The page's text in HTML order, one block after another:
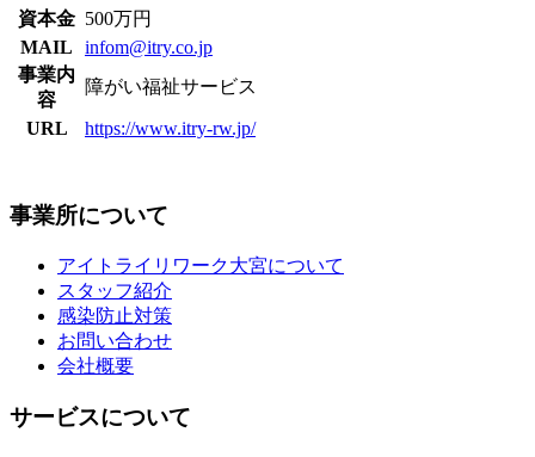
資本金 500万円
MAIL
infom@itry.co.jp
事業内
容
障がい福祉サービス
URL https://www.itry-rw.jp/
事業所について
アイトライリワーク大宮について
スタッフ紹介
感染防止対策
お問い合わせ
会社概要
サービスについて